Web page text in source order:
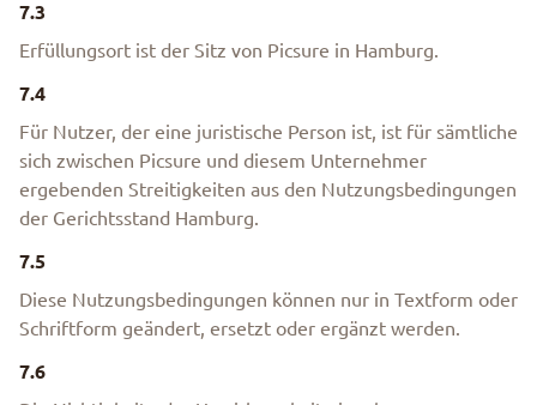
7.3
Erfüllungsort ist der Sitz von Picsure in Hamburg.
7.4
Für Nutzer, der eine juristische Person ist, ist für sämtliche
sich zwischen Picsure und diesem Unternehmer
ergebenden Streitigkeiten aus den Nutzungsbedingungen
der Gerichtsstand Hamburg.
7.5
Diese Nutzungsbedingungen können nur in Textform oder
Schriftform geändert, ersetzt oder ergänzt werden.
7.6